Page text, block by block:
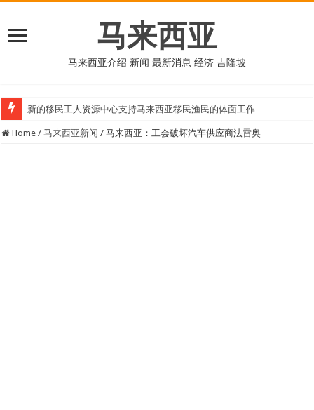
马来西亚
马来西亚介绍 新闻 最新消息 经济 吉隆坡
新的移民工人资源中心支持马来西亚移民渔民的体面工作
Home / 马来西亚新闻 / 马来西亚：工会破坏汽车供应商法雷奥